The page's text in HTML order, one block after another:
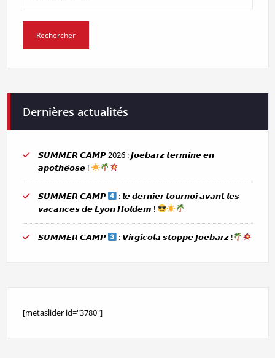
Dernières actualités
𝙎𝙐𝙈𝙈𝙀𝙍 𝘾𝘼𝙈𝙋 2026 : 𝙅𝙤𝙚𝙗𝙖𝙧𝙯 𝙩𝙚𝙧𝙢𝙞𝙣𝙚 𝙚𝙣
𝙖𝙥𝙤𝙩𝙝𝙚́𝙤𝙨𝙚 !
𝙎𝙐𝙈𝙈𝙀𝙍 𝘾𝘼𝙈𝙋
: 𝙡𝙚 𝙙𝙚𝙧𝙣𝙞𝙚𝙧 𝙩𝙤𝙪𝙧𝙣𝙤𝙞 𝙖𝙫𝙖𝙣𝙩 𝙡𝙚𝙨
𝙫𝙖𝙘𝙖𝙣𝙘𝙚𝙨 𝙙𝙚 𝙇𝙮𝙤𝙣 𝙃𝙤𝙡𝙙𝙚𝙢 !
𝙎𝙐𝙈𝙈𝙀𝙍 𝘾𝘼𝙈𝙋 : 𝙑𝙞𝙧𝙜𝙞𝙘𝙤𝙡𝙖 𝙨𝙩𝙤𝙥𝙥𝙚 𝙅𝙤𝙚𝙗𝙖𝙧𝙯 !
[metaslider id="3780"]